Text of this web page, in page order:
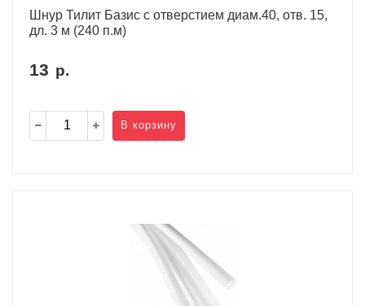
Шнур Тилит Базис c отверстием диам.40, отв. 15,
дл. 3 м (240 п.м)
13 р.
В корзину